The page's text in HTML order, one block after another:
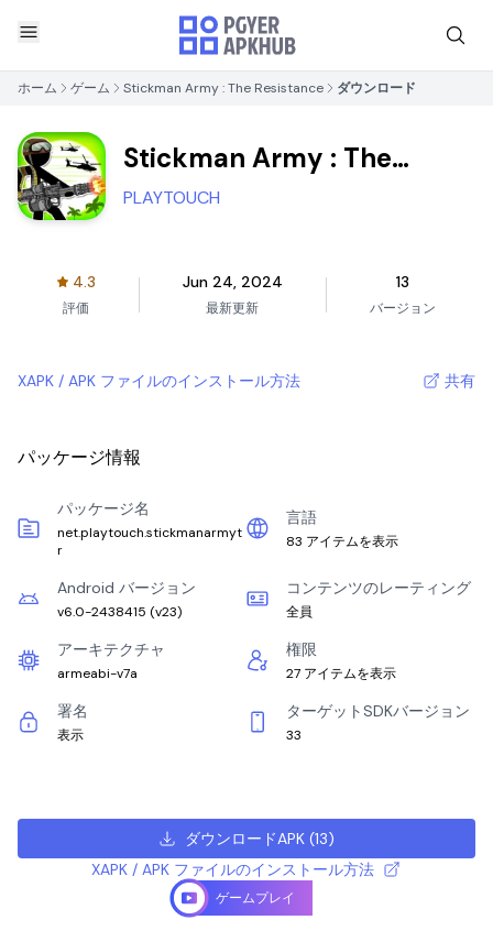
ホーム ゲーム Stickman Army : The Resistance ダウンロード
Stickman Army : The
Resistance
PLAYTOUCH
4.3
評価
Jun 24, 2024
最新更新
13
バージョン
XAPK / APK ファイルのインストール方法 共有
パッケージ情報
パッケージ名
net.playtouch.stickmanarmyt
r
言語
83 アイテムを表示
Android バージョン
v6.0-2438415 (v23)
コンテンツのレーティング
全員
アーキテクチャ
armeabi-v7a
権限
27 アイテムを表示
署名
表示
ターゲットSDKバージョン
33
ダウンロードAPK(13)
XAPK / APK ファイルのインストール方法
ゲームプレイ